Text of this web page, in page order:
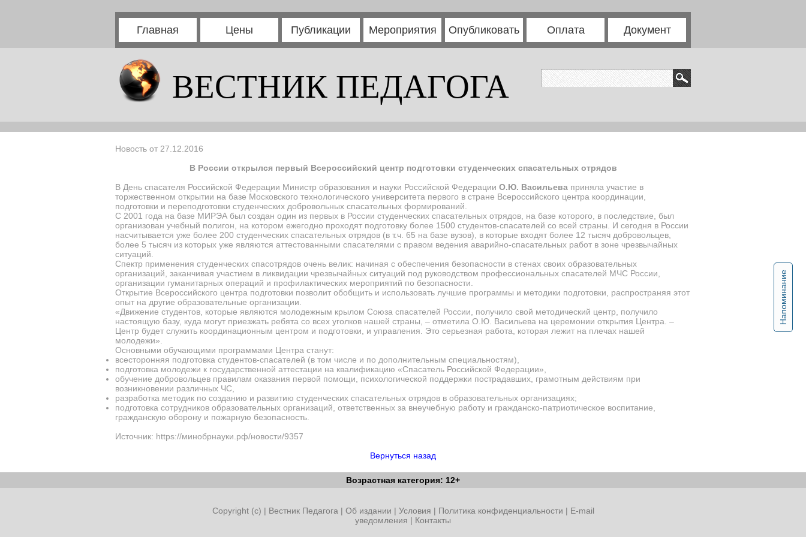
Главная Цены Публикации Мероприятия Опубликовать Оплата Документ
ВЕСТНИК ПЕДАГОГА
Напоминание
Новость от 27.12.2016
В России открылся первый Всероссийский центр подготовки студенческих спасательных отрядов
В День спасателя Российской Федерации Министр образования и науки Российской Федерации О.Ю. Васильева приняла участие в
торжественном открытии на базе Московского технологического университета первого в стране Всероссийского центра координации,
подготовки и переподготовки студенческих добровольных спасательных формирований.
С 2001 года на базе МИРЭА был создан один из первых в России студенческих спасательных отрядов, на базе которого, в последствие, был
организован учебный полигон, на котором ежегодно проходят подготовку более 1500 студентов-спасателей со всей страны. И сегодня в России
насчитывается уже более 200 студенческих спасательных отрядов (в т.ч. 65 на базе вузов), в которые входят более 12 тысяч добровольцев,
более 5 тысяч из которых уже являются аттестованными спасателями с правом ведения аварийно-спасательных работ в зоне чрезвычайных
ситуаций.
Спектр применения студенческих спасотрядов очень велик: начиная с обеспечения безопасности в стенах своих образовательных
организаций, заканчивая участием в ликвидации чрезвычайных ситуаций под руководством профессиональных спасателей МЧС России,
организации гуманитарных операций и профилактических мероприятий по безопасности.
Открытие Всероссийского центра подготовки позволит обобщить и использовать лучшие программы и методики подготовки, распространяя этот
опыт на другие образовательные организации.
«Движение студентов, которые являются молодежным крылом Союза спасателей России, получило свой методический центр, получило
настоящую базу, куда могут приезжать ребята со всех уголков нашей страны , – отметила О.Ю. Васильева на церемонии открытия Центра. –
Центр будет служить координационным центром и подготовки, и управления. Это серьезная работа, которая лежит на плечах нашей
молодежи».
Основными обучающими программами Центра станут:
всесторонняя подготовка студентов-спасателей (в том числе и по дополнительным специальностям),
подготовка молодежи к государственной аттестации на квалификацию «Спасатель Российской Федерации»,
обучение добровольцев правилам оказания первой помощи, психологической поддержки пострадавших, грамотным действиям при
возникновении различных ЧС,
разработка методик по созданию и развитию студенческих спасательных отрядов в образовательных организациях;
подготовка сотрудников образовательных организаций, ответственных за внеучебную работу и гражданско-патриотическое воспитание,
гражданскую оборону и пожарную безопасность.
Источник: https://минобрнауки.рф/новости/9357
Вернуться назад
Возрастная категория: 12+
Copyright (c) | Вестник Педагога | Об издании | Условия | Политика конфиденциальности | E-mail
уведомления | Контакты